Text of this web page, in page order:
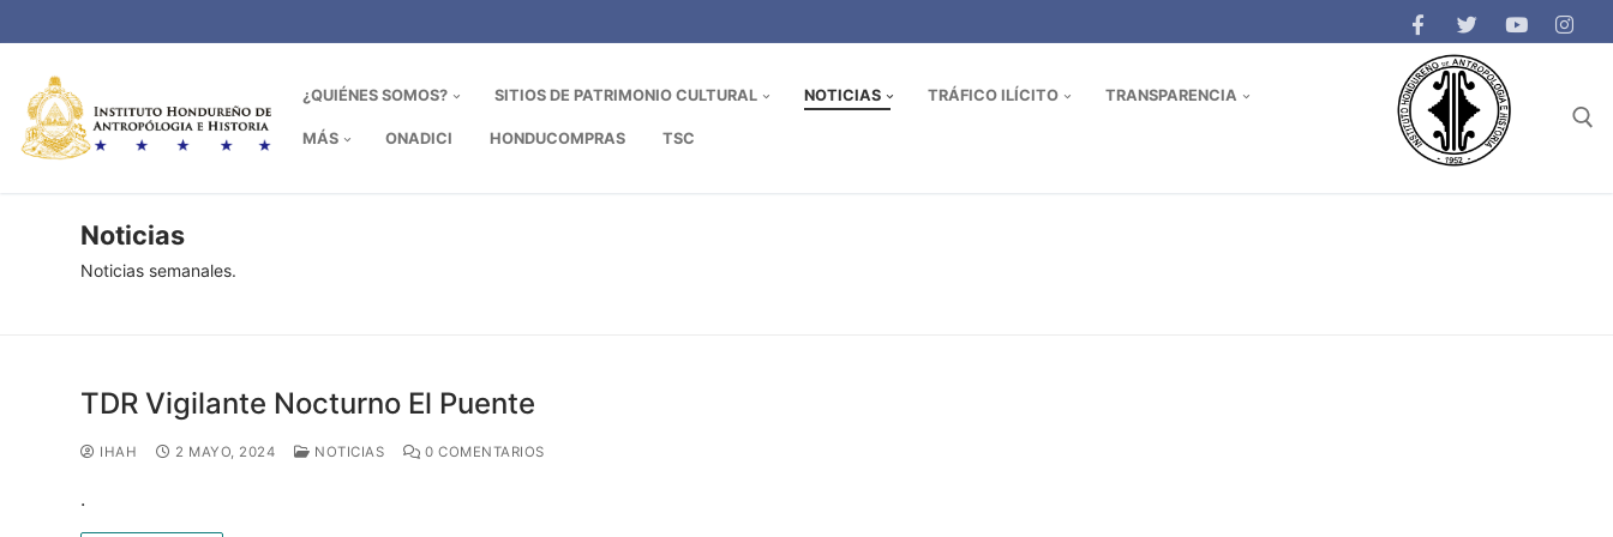
al
contenido
¿QUIÉNES SOMOS? SITIOS DE PATRIMONIO CULTURAL NOTICIAS TRÁFICO ILÍCITO TRANSPARENCIA
MÁS ONADICI HONDUCOMPRAS TSC
Noticias
Noticias semanales.
TDR Vigilante Nocturno El Puente
IHAH 2 MAYO, 2024 NOTICIAS 0 COMENTARIOS
.